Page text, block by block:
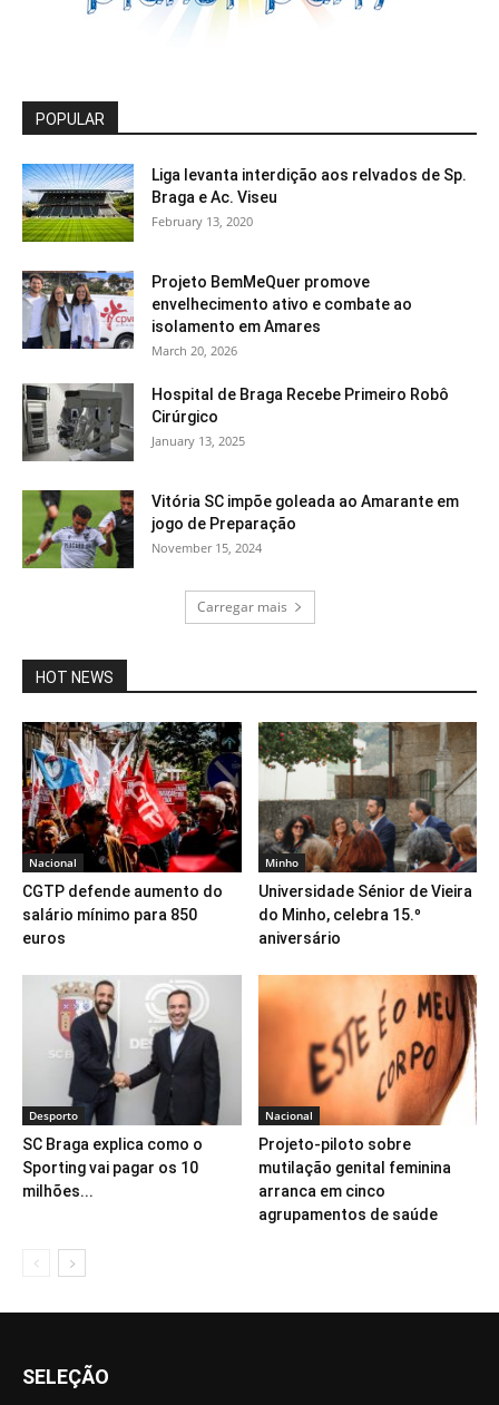
POPULAR
Liga levanta interdição aos relvados de Sp.
Braga e Ac. Viseu
February 13, 2020
Projeto BemMeQuer promove
envelhecimento ativo e combate ao
isolamento em Amares
March 20, 2026
Hospital de Braga Recebe Primeiro Robô
Cirúrgico
January 13, 2025
Vitória SC impõe goleada ao Amarante em
jogo de Preparação
November 15, 2024
Carregar mais
HOT NEWS
Nacional
CGTP defende aumento do
salário mínimo para 850
euros
Minho
Universidade Sénior de Vieira
do Minho, celebra 15.º
aniversário
Desporto
SC Braga explica como o
Sporting vai pagar os 10
milhões...
Nacional
Projeto-piloto sobre
mutilação genital feminina
arranca em cinco
agrupamentos de saúde
SELEÇÃO